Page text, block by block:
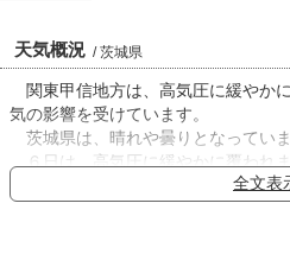
天気概況 / 茨城県
関東甲信地方は、高気圧に緩やか
気の影響を受けています。
茨城県は、晴れや曇りとなっていま
６日は、高気圧に緩やかに覆われ
けるため、晴れ夜曇りとなるでしょう
全文表